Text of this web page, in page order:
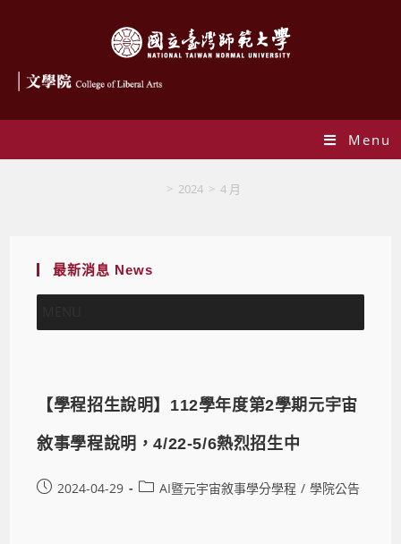
Menu
> 2024 > 4 月
最新消息 News
【學程招生說明】112學年度第2學期元宇宙
敘事學程說明，4/22-5/6熱烈招生中
2024-04-29 AI暨元宇宙敘事學分學程 / 學院公告